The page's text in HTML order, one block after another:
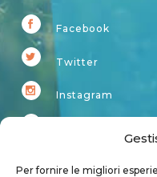
Per fornire le migliori
Facebook
Twitter
Instagram